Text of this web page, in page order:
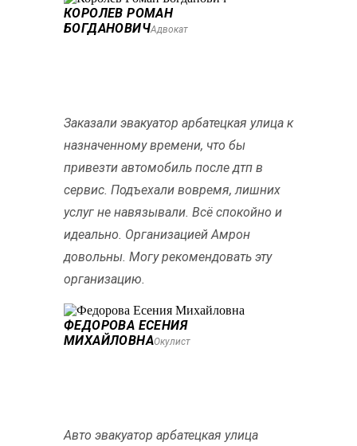
КОРОЛЕВ РОМАН
БОГДАНОВИЧАдвокат
Заказали эвакуатор арбатецкая улица к
назначенному времени, что бы
привезти автомобиль после дтп в
сервис. Подъехали вовремя, лишних
услуг не навязывали. Всё спокойно и
идеально. Организацией Амрон
довольны. Могу рекомендовать эту
организацию.
ФЕДОРОВА ЕСЕНИЯ
МИХАЙЛОВНАОкулист
Авто эвакуатор арбатецкая улица